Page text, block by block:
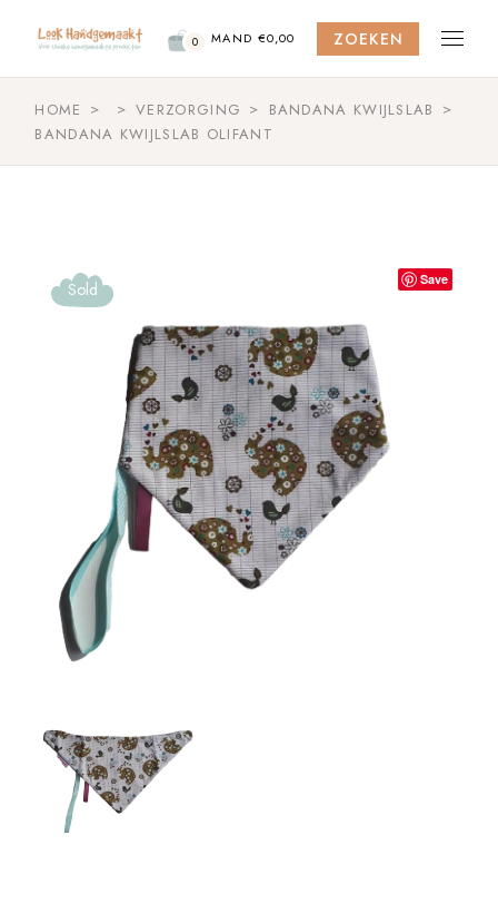
content
0 MAND €0,00 ZOEKEN
HOME VERZORGING
BANDANA KWIJLSLAB
BANDANA KWIJLSLAB OLIFANT
Sold Save